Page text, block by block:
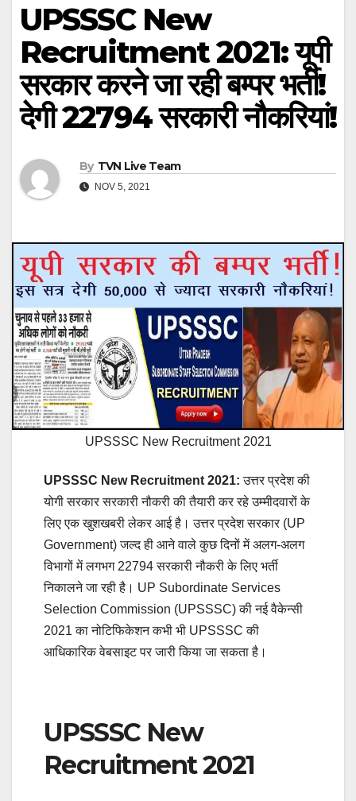
UPSSSC New
Recruitment 2021: यूपी
सरकार करने जा रही बम्पर भर्ती!
देगी 22794 सरकारी नौकरियां!
By TVN Live Team
NOV 5, 2021
UPSSSC New Recruitment 2021
UPSSSC New Recruitment 2021: उत्तर प्रदेश की
योगी सरकार सरकारी नौकरी की तैयारी कर रहे उम्मीदवारों के
लिए एक खुशखबरी लेकर आई है। उत्तर प्रदेश सरकार (UP
Government) जल्द ही आने वाले कुछ दिनों में अलग-अलग
विभागों में लगभग 22794 सरकारी नौकरी के लिए भर्ती
निकालने जा रही है। UP Subordinate Services
Selection Commission (UPSSSC) की नई वैकेन्सी
2021 का नोटिफिकेशन कभी भी UPSSSC की
आधिकारिक वेबसाइट पर जारी किया जा सकता है।
UPSSSC New
Recruitment 2021